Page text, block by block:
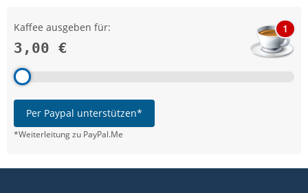
Kaffee ausgeben für:
3,00 €
1
Per Paypal unterstützen*
*Weiterleitung zu PayPal.Me